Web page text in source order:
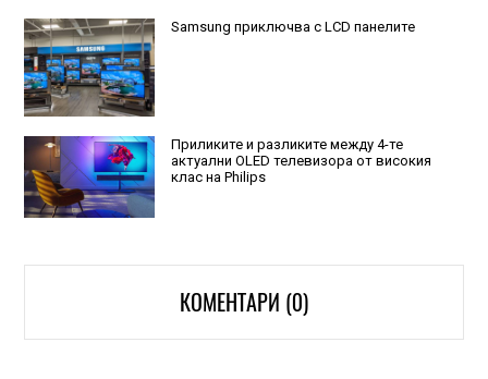
Samsung приключва с LCD панелите
Приликите и разликите между 4-те
актуални OLED телевизора от високия
клас на Philips
КОМЕНТАРИ (0)